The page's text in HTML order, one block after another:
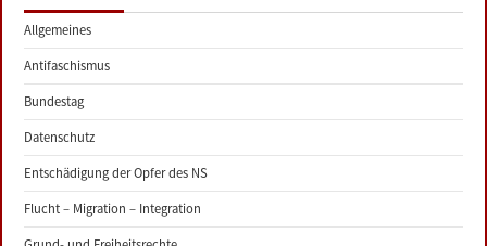
Allgemeines
Antifaschismus
Bundestag
Datenschutz
Entschädigung der Opfer des NS
Flucht – Migration – Integration